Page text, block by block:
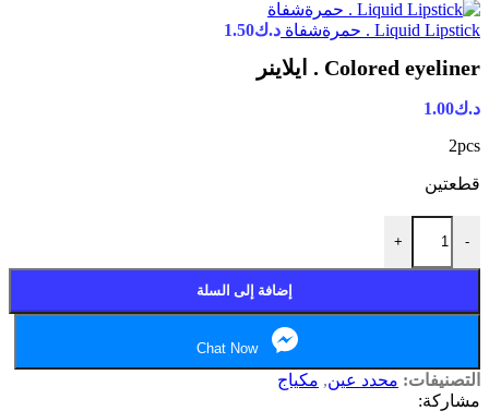
Liquid Lipstick . حمرةشفاة د.ك1.50
Colored eyeliner . ايلاينر
د.ك1.00
2pcs
قطعتين
-
+
إضافة إلى السلة
Chat Now
التصنيفات: محدد عين, مكياج
مشاركة: